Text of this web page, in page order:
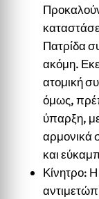
Πατρίδα
ακόμη.
ατομική
όμως,
ύπαρξη,
αρμονικά
και
Κίνητρο: